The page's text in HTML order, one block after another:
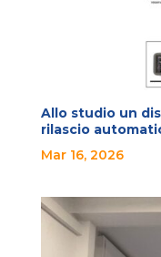
Allo studio un
rilascio
Mar 16, 2026